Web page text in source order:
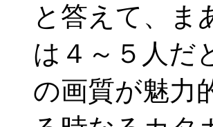
と答えて、ま
は４～５人だ
の画質が魅力